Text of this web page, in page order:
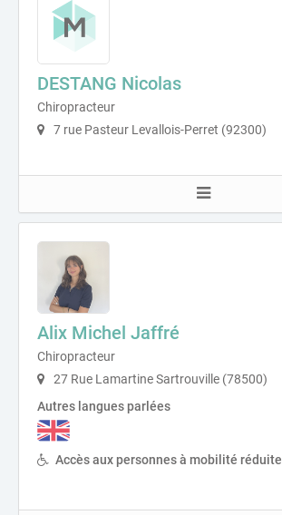
DESTANG Nicolas
Chiropracteur
7 rue Pasteur Levallois-Perret (92300)
Alix Michel Jaffré
Chiropracteur
27 Rue Lamartine Sartrouville (78500)
Autres langues parlées
Accès aux personnes à mobilité réduite